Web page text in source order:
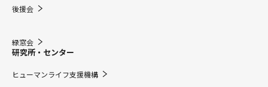
後援会
緑窓会
研究所・センター
ヒューマンライフ支援機構